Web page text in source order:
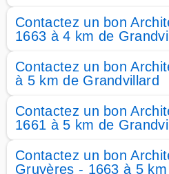
Contactez un bon
1663 à 4 km de
Contactez un bon
à 5 km de Grandvillard
Contactez un bon
1661 à 5 km de
Contactez un bon
Gruyères - 1663 à 5